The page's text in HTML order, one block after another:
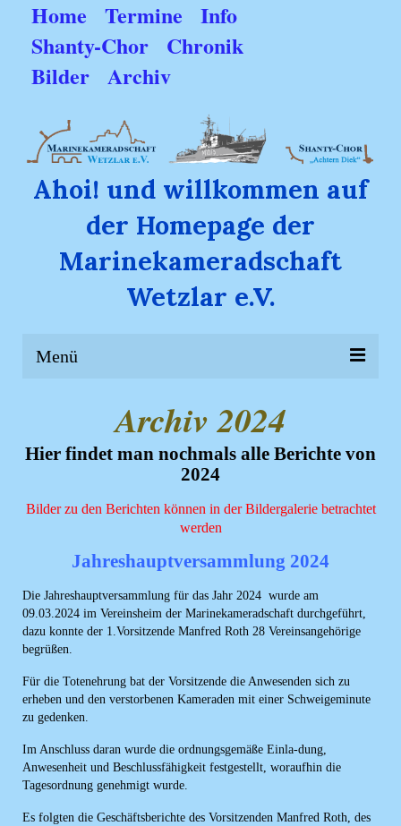
Home Termine Info
Shanty-Chor Chronik
Bilder Archiv
Ahoi! und willkommen auf
der Homepage der
Marinekameradschaft
Wetzlar e.V.
Menü
Termine
Chronik
Bilder
Archiv
Archiv 2024
Hier findet man nochmals alle Berichte von
2024
Bilder zu den Berichten können in der Bildergalerie betrachtet
werden
Jahreshauptversammlung 2024
Die Jahreshauptversammlung für das Jahr 2024 wurde am
09.03.2024 im Vereinsheim der Marinekameradschaft durchgeführt,
dazu konnte der 1.Vorsitzende Manfred Roth 28 Vereinsangehörige
begrüßen.
Für die Totenehrung bat der Vorsitzende die Anwesenden sich zu
erheben und den verstorbenen Kameraden mit einer Schweigeminute
zu gedenken.
Im Anschluss daran wurde die ordnungsgemäße Einla-dung,
Anwesenheit und Beschlussfähigkeit festgestellt, woraufhin die
Tagesordnung genehmigt wurde.
Es folgten die Geschäftsberichte des Vorsitzenden Manfred Roth, des